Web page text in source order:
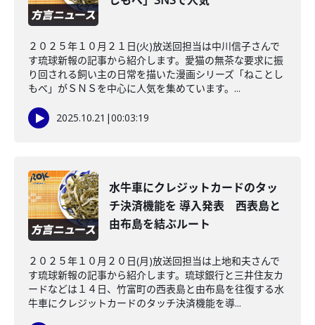
２０２５年１０月２１日(火)放送回担当は中川信子さんで
す琉球新報の記事から紹介します。愛猫の無茶な要求に振
り回される飼い主の日常を描いた漫画シリーズ「ねことし
もべ」がＳＮＳを中心に人気を集めています。...
2025.10.21 |00:03:19
水牛車にクレジットカードのタッ
チ決済機能を 導入発表 西表島と
由布島を結ぶルート
２０２５年１０月２０日(月)放送回担当は上地和夫さんで
す琉球新報の記事から紹介します。琉球銀行と三井住友カ
ードなどは１４日、竹富町の西表島と由布島を往復する水
牛車にクレジットカードのタッチ決済機能を導...